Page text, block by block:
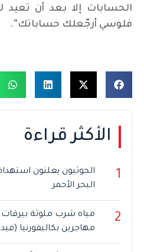
الحسابات إلا بعد أن تعيد
فلوسي أرجّعلك حساباتك”.
الأكثر قراءة
1
الحوثيون يعلنون
البحر الأحمر
2
مياه شرب ملوثة بيرقات
مهاجرين بكاليفورنيا